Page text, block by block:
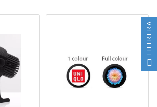
FILTRERA